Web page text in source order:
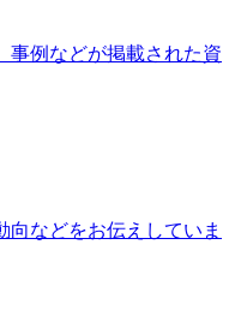
事例などが掲載された資
向などをお伝えしていま